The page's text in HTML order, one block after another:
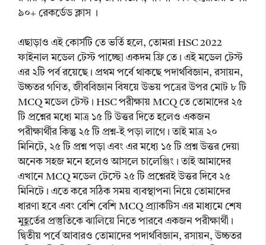
৯০+ রেকর্ডেড ক্লাস ।
এছাড়াও এই কোর্সটি তে ভর্তি হলে, তোমরা HSC 2022
ফাইনাল মডেল টেস্ট পাচ্ছো একদম ফ্রি তে। এই মডেল টেস্ট
এর ২টি পর্ব রয়েছে। প্রথম পর্বে থাকছে পদার্থবিজ্ঞান, রসায়ন,
উচ্চতর গণিত, জীববিজ্ঞান বিষয়ে উভয় পত্রের উপর মোট ৮ টি
MCQ মডেল টেস্ট। HSC পরীক্ষায় MCQ তে তোমাদের ২৫
টি প্রশ্নের মধ্যে মাত্র ১৫ টি উত্তর দিতে হলেও একজন
পরীক্ষার্থীর কিন্তু ২৫ টি প্রশ্ন-ই পড়া লাগে। তাই মাত্র ২০
মিনিটে, ২৫ টি প্রশ্ন পড়া এবং এর মধ্যে ১৫ টি প্রশ্ন উত্তর দেয়া
অনেক সহজ মনে হলেও আসলে চালেঞ্জিং। তাই আমাদের
এখানে MCQ মডেল টেস্টে ২৫ টি প্রশ্নেরই উত্তর দিবে ২৫
মিনিটে। এতে করে সঠিক সময় ব্যবস্থাপনা নিয়ে তোমাদের
ধারণা হবে এবং বেশি বেশি MCQ প্র্যাকটিস এর মাধ্যমে শেষ
মুহূর্তের প্রস্তুতিকে ঝালিয়ে নিতে পারবে একজন পরীক্ষার্থী।
দ্বিতীয় পর্বে আবারও তোমাদের পদার্থবিজ্ঞান, রসায়ন, উচ্চতর